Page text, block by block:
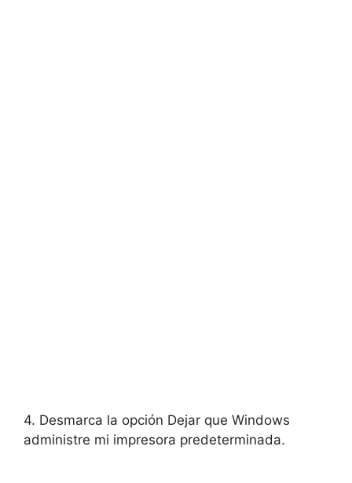
4. Desmarca la opción Dejar que Windows
administre mi impresora predeterminada.